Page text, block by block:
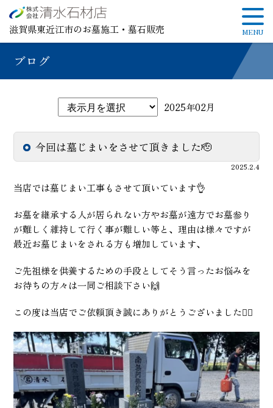
滋賀県東近江市のお墓施工・墓石販売
ブログ
2025年02月
今回は墓じまいをさせて頂きました🫡
2025.2.4
当店では墓じまい工事もさせて頂いています👌
お墓を継承する人が居られない方やお墓が遠方でお墓参り
が難しく維持して行く事が難しい等と、理由は様々ですが
最近お墓じまいをされる方も増加しています、
ご先祖様を供養するための手段としてそう言ったお悩みを
お待ちの方々は一同ご相談下さい🙌
この度は当店でご依頼頂き誠にありがとうございました🙇‍♂️